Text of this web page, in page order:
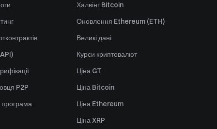
P2P
програма
Халвінг Bitcoin
Оновлення Ethereum (ETH)
Великі дані
Курси криптовалют
Ціна GT
Ціна Bitcoin
Ціна Ethereum
Ціна XRP